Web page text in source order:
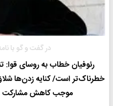
در گفت و گو با
رئوفیان خطاب به روسای قوا:
خطرناک‌تر است/ کنایه زدن‌ها
موجب کاهش مشارکت